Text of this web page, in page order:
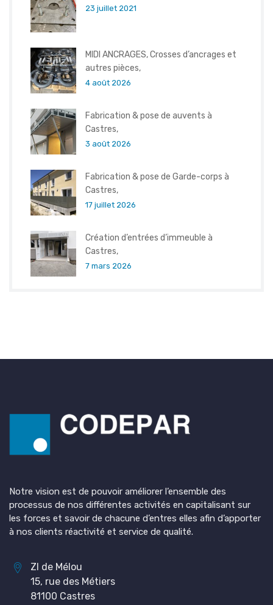
23 juillet 2021
MIDI ANCRAGES, Crosses d’ancrages et
autres pièces,
4 août 2026
Fabrication & pose de auvents à
Castres,
3 août 2026
Fabrication & pose de Garde-corps à
Castres,
17 juillet 2026
Création d’entrées d’immeuble à
Castres,
7 mars 2026
Notre vision est de pouvoir améliorer l’ensemble des
processus de nos différentes activités en capitalisant sur
les forces et savoir de chacune d’entres elles afin d’apporter
à nos clients réactivité et service de qualité.
ZI de Mélou
15, rue des Métiers
81100 Castres